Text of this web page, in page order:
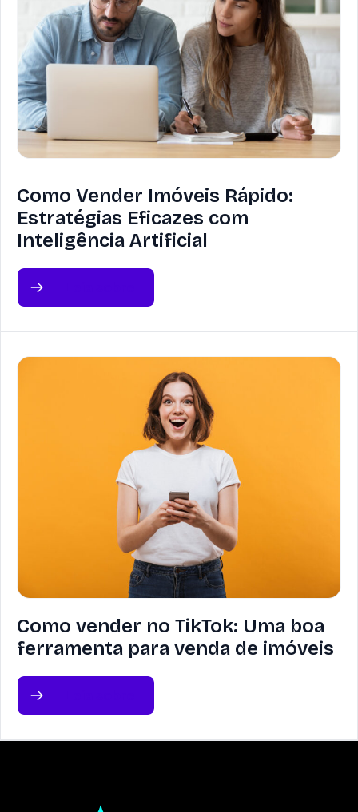
Como Vender Imóveis Rápido:
Estratégias Eficazes com
Inteligência Artificial
Como vender no TikTok: Uma boa
ferramenta para venda de imóveis